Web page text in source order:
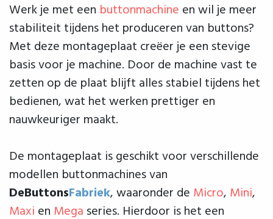
Werk je met een buttonmachine en wil je meer
stabiliteit tijdens het produceren van buttons?
Met deze montageplaat creëer je een stevige
basis voor je machine. Door de machine vast te
zetten op de plaat blijft alles stabiel tijdens het
bedienen, wat het werken prettiger en
nauwkeuriger maakt.
De montageplaat is geschikt voor verschillende
modellen buttonmachines van
DeButtonsFabriek, waaronder de Micro, Mini,
Maxi en Mega series. Hierdoor is het een